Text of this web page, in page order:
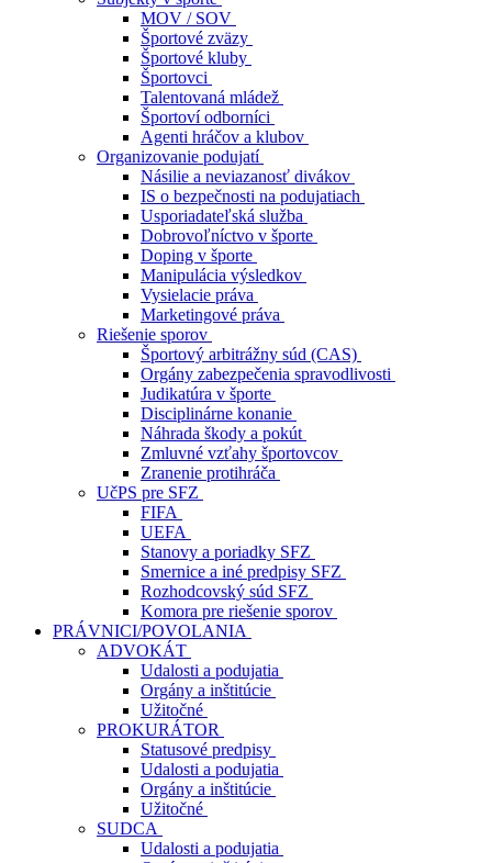
MOV / SOV
Športové zväzy
Športové kluby
Športovci
Talentovaná mládež
Športoví odborníci
Agenti hráčov a klubov
Organizovanie podujatí
Násilie a neviazanosť divákov
IS o bezpečnosti na podujatiach
Usporiadateľská služba
Dobrovoľníctvo v športe
Doping v športe
Manipulácia výsledkov
Vysielacie práva
Marketingové práva
Riešenie sporov
Športový arbitrážny súd (CAS)
Orgány zabezpečenia spravodlivosti
Judikatúra v športe
Disciplinárne konanie
Náhrada škody a pokút
Zmluvné vzťahy športovcov
Zranenie protihráča
UčPS pre SFZ
FIFA
UEFA
Stanovy a poriadky SFZ
Smernice a iné predpisy SFZ
Rozhodcovský súd SFZ
Komora pre riešenie sporov
PRÁVNICI/POVOLANIA
ADVOKÁT
Udalosti a podujatia
Orgány a inštitúcie
Užitočné
PROKURÁTOR
Statusové predpisy
Udalosti a podujatia
Orgány a inštitúcie
Užitočné
SUDCA
Udalosti a podujatia